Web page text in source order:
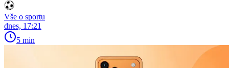
Vše o sportu
dnes, 17:21
5 min